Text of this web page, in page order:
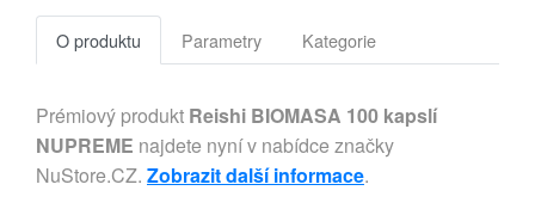
O produktu Parametry Kategorie
Prémiový produkt Reishi BIOMASA 100 kapslí
NUPREME najdete nyní v nabídce značky
NuStore.CZ. Zobrazit další informace.